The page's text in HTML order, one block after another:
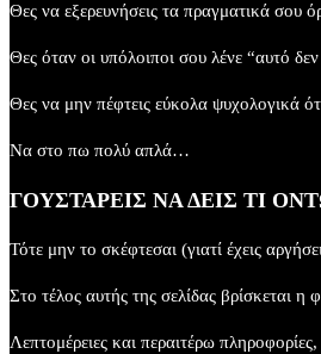
Θες να εξερευνήσεις τα πραγματικά σου
Θες όταν οι υπόλοιποι σου λένε “αυτό
Θες να μην πέφτεις εύκολα ψυχολογικά
Να στο πω πολύ απλά…​
ΓΟΥΣΤΑΡΕΙΣ ΝΑ ΔΕΙΣ ΤΙ
Τότε μην το σκέφτεσαι (γιατί έχεις
Στο τέλος αυτής της σελίδας βρίσκεται η
Λεπτομέρειες και περαιτέρω